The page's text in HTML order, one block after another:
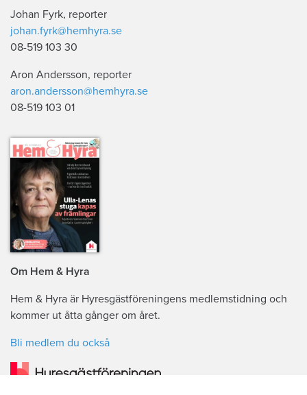
Johan Fyrk, reporter
johan.fyrk@hemhyra.se
08-519 103 30
Aron Andersson, reporter
aron.andersson@hemhyra.se
08-519 103 01
Om Hem & Hyra
Hem & Hyra är Hyresgästföreningens medlemstidning och
kommer ut åtta gånger om året.
Bli medlem du också